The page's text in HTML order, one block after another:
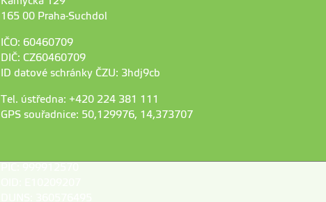
165 00 Praha-Suchdol
IČO: 60460709
DIČ: CZ60460709
ID datové schránky ČZU: 3hdj9cb
Tel. ústředna: +420 224 381 111
GPS souřadnice: 50,129976, 14,373707